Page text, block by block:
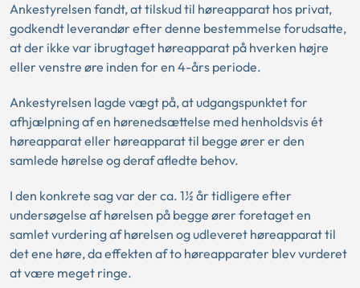
Ankestyrelsen fandt, at tilskud til høreapparat hos privat,
godkendt leverandør efter denne bestemmelse forudsatte,
at der ikke var ibrugtaget høreapparat på hverken højre
eller venstre øre inden for en 4-års periode.
Ankestyrelsen lagde vægt på, at udgangspunktet for
afhjælpning af en hørenedsættelse med henholdsvis ét
høreapparat eller høreapparat til begge ører er den
samlede hørelse og deraf afledte behov.
I den konkrete sag var der ca. 1½ år tidligere efter
undersøgelse af hørelsen på begge ører foretaget en
samlet vurdering af hørelsen og udleveret høreapparat til
det ene høre, da effekten af to høreapparater blev vurderet
at være meget ringe.